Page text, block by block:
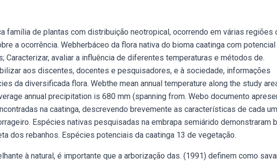
família de plantas com distribuição neotropical, ocorrendo em várias regiões
a ocorrência. Webherbáceo da flora nativa do bioma caatinga com potencial
Caracterizar, avaliar a influência de diferentes temperaturas e métodos de.
aos discentes, docentes e pesquisadores, e à sociedade, informações
da diversificada flora. Webthe mean annual temperature along the study
annual precipitation is 680 mm (spanning from. Webo documento
na caatinga, descrevendo brevemente as características de cada
Espécies nativas pesquisadas na embrapa semiárido demonstraram
dos rebanhos. Espécies potenciais da caatinga 13 de vegetação.
à natural, é importante que a arborização das. (1991) definem como